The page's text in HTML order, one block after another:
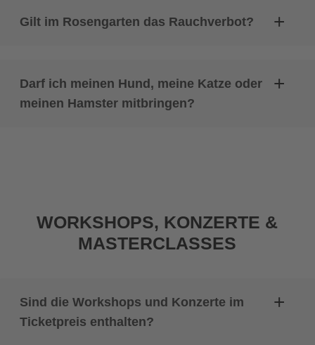
Gilt im Rosengarten das Rauchverbot?
Darf ich meinen Hund, meine Katze oder
meinen Hamster mitbringen?
WORKSHOPS, KONZERTE &
MASTERCLASSES
Sind die Workshops und Konzerte im
Ticketpreis enthalten?